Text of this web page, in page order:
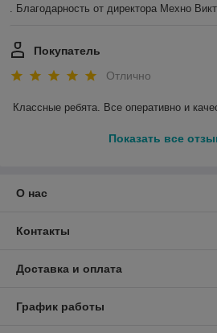
. Благодарность от директора Мехно
Покупатель
Отлично
Классные ребята. Все оперативно и
Показать все
О нас
Контакты
Доставка и оплата
График работы